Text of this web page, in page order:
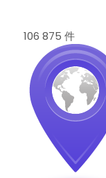
106 875 件